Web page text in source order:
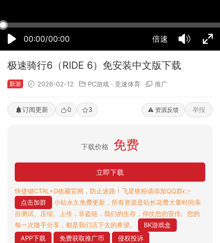
00:00/00:00 倍速
极速骑行6（RIDE 6）免安装中文版下载
新游 2026-02-12 PC游戏 · 竞速体育 推广
订阅更新 0 3 ⚠️ 资源反馈 举报
下载价格 免费
立即下载
快捷键CTRL+D收藏官网，防止迷路！飞星铁粉请添加QQ群👉
点击加群
小站永久免费更新，所有资源是站长花费大量时间亲
自测试、压缩、上传，非盗链，我们的生存，仰仗您的宣传。您的
每一次随手分享，都是我们活下去的希望。
BK游戏盒
APP下载
免费获取推广币 侵权投诉